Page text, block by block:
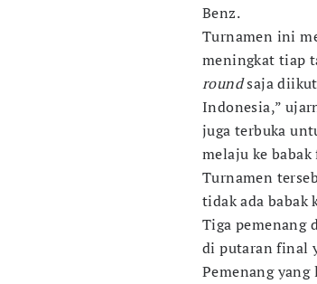
Benz.
Turnamen ini
meningkat tiap
roundsaja
Indonesia,”
juga terbuka
melaju ke
Turnamen
tidak ada babak
Tiga pemenang
di putaran final
Pemenang